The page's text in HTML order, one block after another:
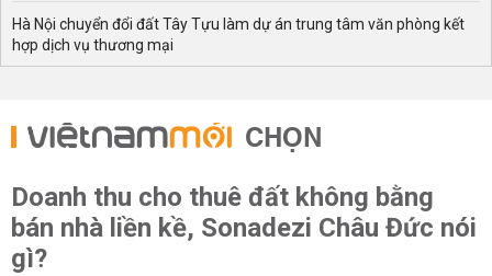
Hà Nội chuyển đổi đất Tây Tựu làm dự án trung tâm văn phòng kết
hợp dịch vụ thương mại
CHỌN
Doanh thu cho thuê đất không bằng
bán nhà liền kề, Sonadezi Châu Đức nói
gì?